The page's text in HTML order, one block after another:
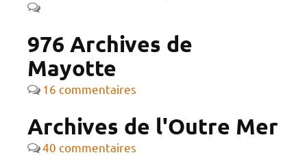
976 Archives de
Mayotte
16 commentaires
Archives de l'Outre Mer
40 commentaires